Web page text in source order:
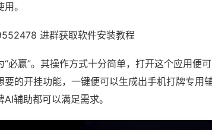
。
进群获取软件安装教程
必赢”。其操作方式十分简单，打开这个应用便
的开挂功能，一键便可以生成出手机打牌专用
辅助都可以满足需求。